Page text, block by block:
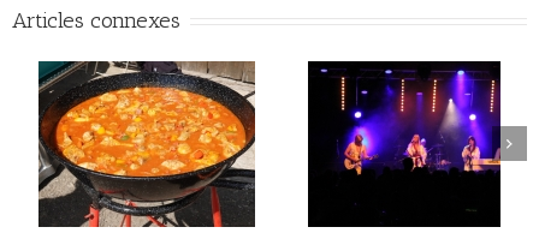
Articles connexes